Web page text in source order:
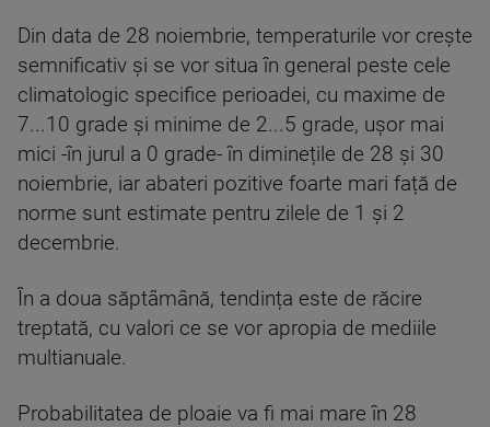
Din data de 28 noiembrie, temperaturile vor crește
semnificativ și se vor situa în general peste cele
climatologic specifice perioadei, cu maxime de
7...10 grade și minime de 2...5 grade, ușor mai
mici -în jurul a 0 grade- în diminețile de 28 și 30
noiembrie, iar abateri pozitive foarte mari față de
norme sunt estimate pentru zilele de 1 și 2
decembrie.
În a doua săptâmână, tendința este de răcire
treptată, cu valori ce se vor apropia de mediile
multianuale.
Probabilitatea de ploaie va fi mai mare în 28